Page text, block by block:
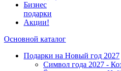
Бизнес
подарки
Акции!
Основной каталог
Подарки на Новый год 2027
Символ года 2027 -